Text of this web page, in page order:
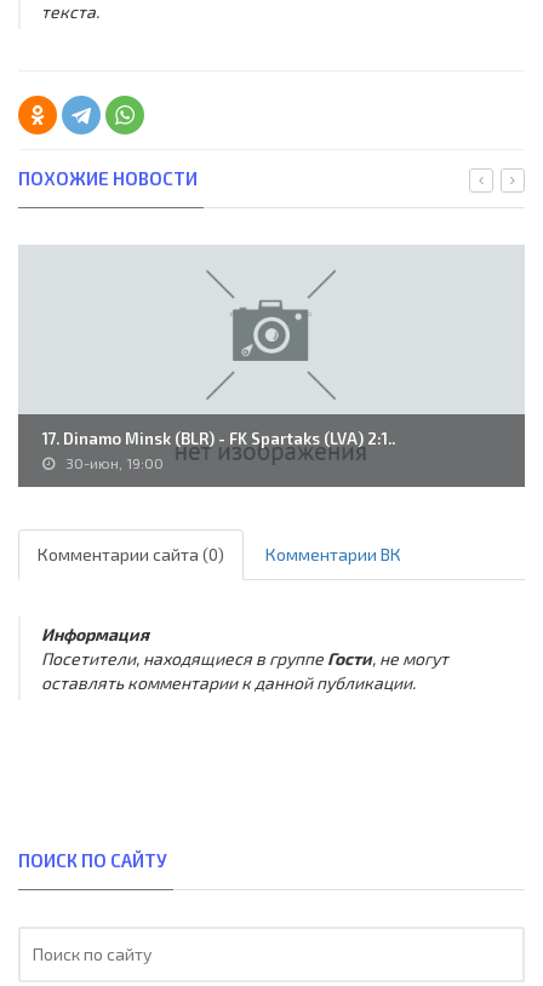
текста.
ПОХОЖИЕ НОВОСТИ
17. Dinamo Minsk (BLR) - FK Spartaks (LVA) 2:1..
30-июн, 19:00
Комментарии сайта (0) Комментарии ВК
Информация
Посетители, находящиеся в группе Гости, не могут
оставлять комментарии к данной публикации.
ПОИСК ПО САЙТУ